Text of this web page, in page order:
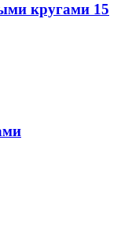
кругами 15